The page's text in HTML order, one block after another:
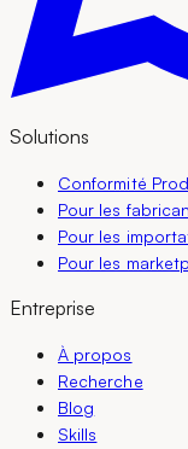
Solutions
Conformité
Pour les
Pour les
Pour les
Entreprise
À propos
Recherche
Blog
Skills